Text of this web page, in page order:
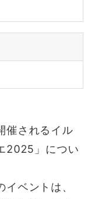
催されるイル
2025」につい
ベントは、